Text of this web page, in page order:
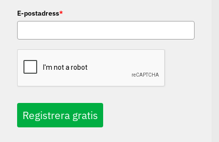
E-postadress*
Registrera gratis